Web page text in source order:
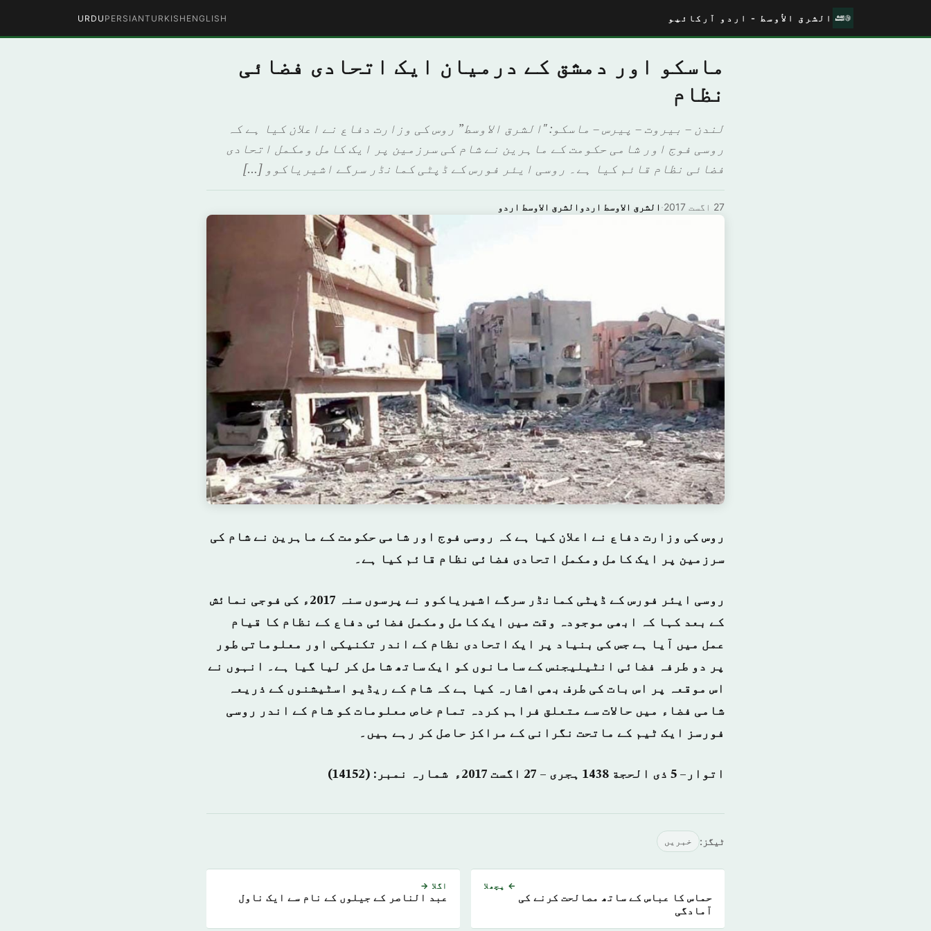
الشرق الأوسط - اردو آرکائیو ENGLISH
TURKISH
PERSIAN
URDU
ماسکو اور دمشق کے درمیان ایک اتحادی فضائی
نظام
لندن – بیروت – پیرس – ماسکو: "الشرق الاوسط” روس کی وزارت دفاع نے اعلان کیا ہے کہ
روسی فوج اور شامی حکومت کے ماہرین نے شام کی سرزمین پر ایک کامل ومکمل اتحادی
فضائی نظام قائم کیا ہے۔ روسی ایئر فورس کے ڈپٹی کمانڈر سرگے اشیریاکوو […]
الشرق الاوسط اردوالشرق الاوسط اردو · 27 اگست 2017
روس کی وزارت دفاع نے اعلان کیا ہے کہ روسی فوج اور شامی حکومت کے ماہرین نے شام کی
سرزمین پر ایک کامل ومکمل اتحادی فضائی نظام قائم کیا ہے۔
روسی ایئر فورس کے ڈپٹی کمانڈر سرگے اشیریاکوو نے پرسوں سنہ 2017ء کی فوجی نمائش
کے بعد کہا کہ ابھی موجودہ وقت میں ایک کامل ومکمل فضائی دفاع کے نظام کا قیام
عمل میں آیا ہے جس کی بنیاد پر ایک اتحادی نظام کے اندر تکنیکی اور معلوماتی طور
پر دو طرفہ فضائی انٹیلیجنس کے سامانوں کو ایک ساتھ شامل کر لیا گیا ہے۔ انہوں نے
اس موقعہ پر اس بات کی طرف بھی اشارہ کیا ہے کہ شام کے ریڈیو اسٹیشنوں کے ذریعہ
شامی فضاء میں حالات سے متعلق فراہم کردہ تمام خاص معلومات کو شام کے اندر روسی
فورسز ایک ٹیم کے ماتحت نگرانی کے مراکز حاصل کر رہے ہیں۔
اتوار– 5 ذی الحجة 1438 ہجری – 27 اگست 2017ء شمارہ نمبر: (14152)
ٹیگز: خبريں
← پچھلا
حماس کا عباس کے ساتھ مصالحت کرنے کی
آمادگی
اگلا →
عبد الناصر کے جیلوں کے نام سے ایک ناول